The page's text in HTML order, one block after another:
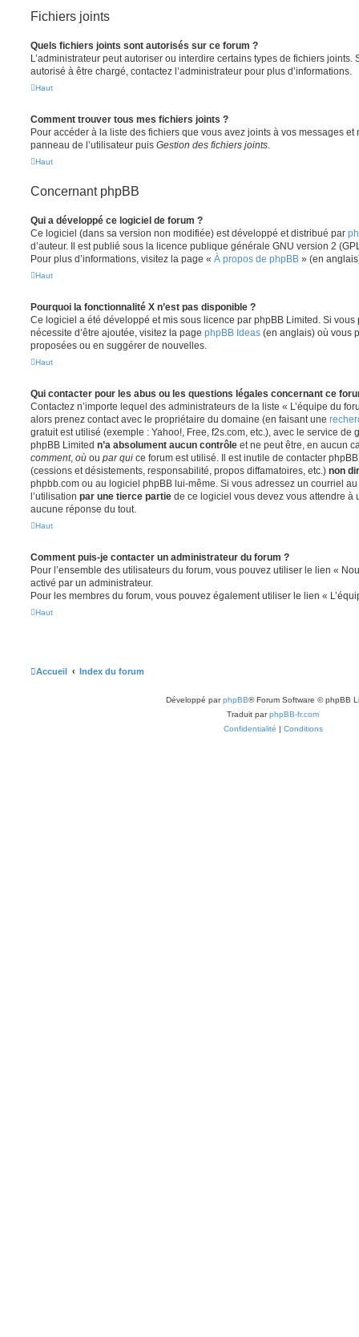
Fichiers joints
Quels fichiers joints sont autorisés sur ce forum ?
L’administrateur peut autoriser ou interdire certains types de fichiers joints.
autorisé à être chargé, contactez l’administrateur pour plus d’informations.
Haut
Comment trouver tous mes fichiers joints ?
Pour accéder à la liste des fichiers que vous avez joints à vos messages
panneau de l’utilisateur puis Gestion des fichiers joints.
Haut
Concernant phpBB
Qui a développé ce logiciel de forum ?
Ce logiciel (dans sa version non modifiée) est développé et distribué par
d’auteur. Il est publié sous la licence publique générale GNU version 2
Pour plus d’informations, visitez la page « À propos de phpBB » (en
Haut
Pourquoi la fonctionnalité X n’est pas disponible ?
Ce logiciel a été développé et mis sous licence par phpBB Limited. Si vous
nécessite d’être ajoutée, visitez la page phpBB Ideas (en anglais) où vous
proposées ou en suggérer de nouvelles.
Haut
Qui contacter pour les abus ou les questions légales concernant ce
Contactez n’importe lequel des administrateurs de la liste « L’équipe du
alors prenez contact avec le propriétaire du domaine (en faisant une
gratuit est utilisé (exemple : Yahoo!, Free, f2s.com, etc.), avec le service de
phpBB Limited n’a absolument aucun contrôle et ne peut être, en aucun
comment, où ou par qui ce forum est utilisé. Il est inutile de contacter
(cessions et désistements, responsabilité, propos diffamatoires, etc.) non
phpbb.com ou au logiciel phpBB lui-même. Si vous adressez un courriel
l’utilisation par une tierce partie de ce logiciel vous devez vous attendre à
aucune réponse du tout.
Haut
Comment puis-je contacter un administrateur du forum ?
Pour l’ensemble des utilisateurs du forum, vous pouvez utiliser le lien «
activé par un administrateur.
Pour les membres du forum, vous pouvez également utiliser le lien «
Haut
Accueil Index du forum
Développé parphpBB® Forum Software © phpBB
Traduit parphpBB-fr.com
Confidentialité | Conditions